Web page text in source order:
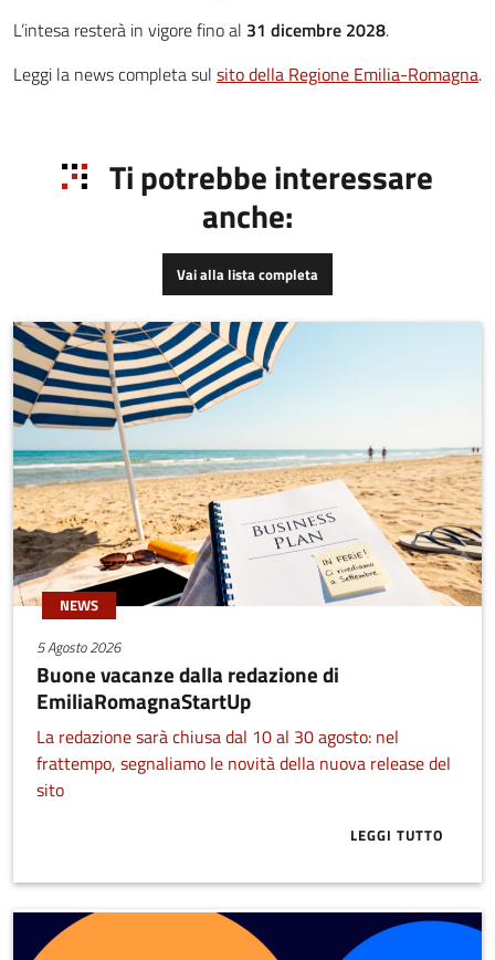
L’intesa resterà in vigore fino al 31 dicembre 2028.
Leggi la news completa sul sito della Regione Emilia-Romagna.
Ti potrebbe interessare
anche:
Vai alla lista completa
NEWS
5 Agosto 2026
Buone vacanze dalla redazione di
EmiliaRomagnaStartUp
La redazione sarà chiusa dal 10 al 30 agosto: nel
frattempo, segnaliamo le novità della nuova release del
sito
LEGGI TUTTO
ABOUT